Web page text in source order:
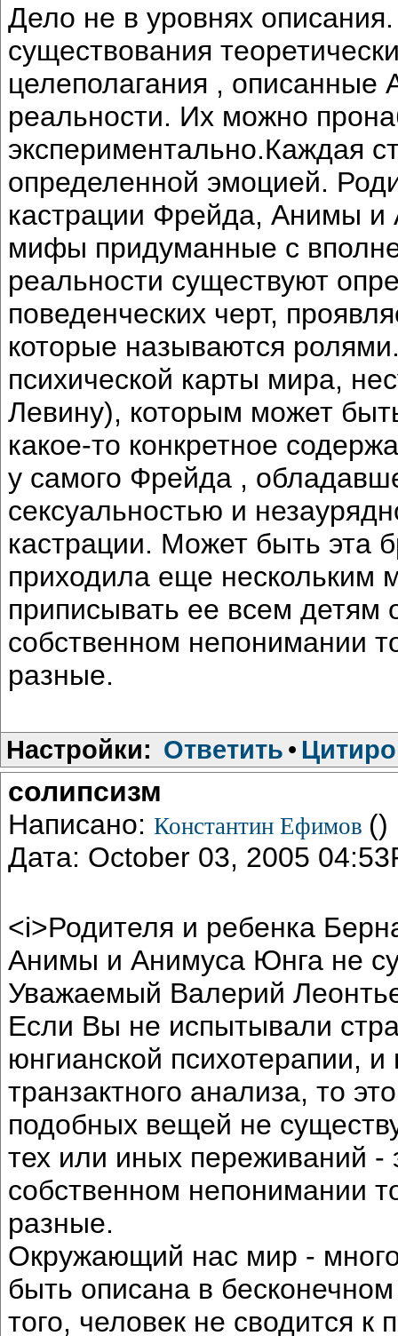
Дело не в уровнях
существования
целеполагания , описанные
реальности. Их можно
экспериментально.Каждая
определенной эмоцией.
кастрации Фрейда, Анимы и
мифы придуманные с
реальности существуют
поведенческих черт,
которые называются
психической карты мира,
Левину), которым может
какое-то конкретное
у самого Фрейда ,
сексуальностью и
кастрации. Может быть эта
приходила еще нескольким
приписывать ее всем детям
собственном непонимании
разные.
Настройки: Ответить •
солипсизм
Написано: Константин Ефимов ()
Дата: October 03, 2005
<i>Родителя и ребенка
Анимы и Анимуса Юнга не
Уважаемый Валерий
Если Вы не испытывали
юнгианской психотерапии,
транзактного анализа, то
подобных вещей не
тех или иных переживаний -
собственном непонимании
разные.
Окружающий нас мир -
быть описана в
того, человек не сводится